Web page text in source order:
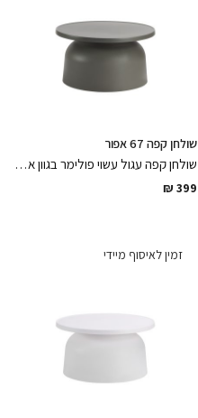
שולחן קפה 67 אפור
שולחן קפה עגול עשוי פולימר בגוון אפור מיועד למרפסת / לגינה עמיד לתנאי חוץ בגימורים מושלמים
₪ 399
זמין לאיסוף מיידי